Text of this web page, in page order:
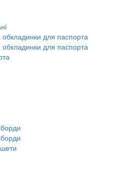
обкладинки для паспорта
обкладинки для паспорта